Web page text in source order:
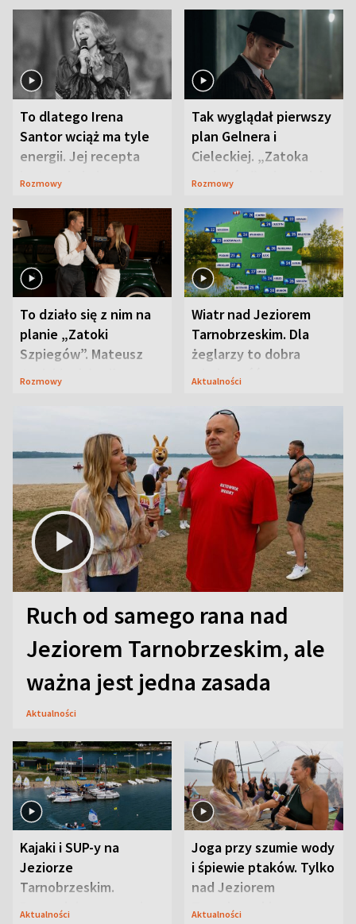
To dlatego Irena
Santor wciąż ma tyle
energii. Jej recepta
jest zaskakująco
Rozmowy
Tak wyglądał pierwszy
plan Gelnera i
Cieleckiej. „Zatoka
szpiegów” od razu ich
Rozmowy
To działo się z nim na
planie „Zatoki
Szpiegów”. Mateusz
Janicki odsłonił
Rozmowy
Wiatr nad Jeziorem
Tarnobrzeskim. Dla
żeglarzy to dobra
wiadomość
Aktualności
Ruch od samego rana nad
Jeziorem Tarnobrzeskim, ale
ważna jest jedna zasada
Aktualności
Kajaki i SUP-y na
Jeziorze
Tarnobrzeskim.
Przyrodnicy zwracają
Aktualności
Joga przy szumie wody
i śpiewie ptaków. Tylko
nad Jeziorem
Tarnobrzeskim
Aktualności